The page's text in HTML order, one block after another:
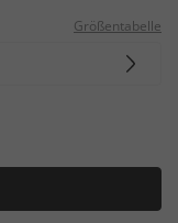
Größentabelle